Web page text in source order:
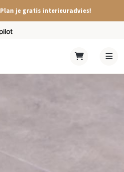
Plan je gratis interieuradvies!